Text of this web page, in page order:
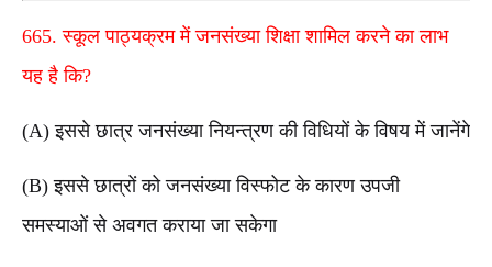
665. स्कूल पाठ्यक्रम में जनसंख्या शिक्षा शामिल करने का लाभ
यह है कि?
(A) इससे छात्र जनसंख्या नियन्त्रण की विधियों के विषय में जानेंगे
(B) इससे छात्रों को जनसंख्या विस्फोट के कारण उपजी
समस्याओं से अवगत कराया जा सकेगा